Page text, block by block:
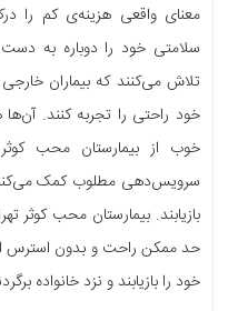
معنای واقعی هزینه‌ی کم را
سلامتی خود را دوباره به
تلاش می‌كنند كه بیماران
خود راحتی را تجربه کنند.
خوب از بیمارستان محب
سرویس‌دهی مطلوب کمک می‌کنند
بازیابند. بیمارستان محب کوثر
حد ممكن راحت و بدون استرس
خود را بازیابند و نزد خانواده